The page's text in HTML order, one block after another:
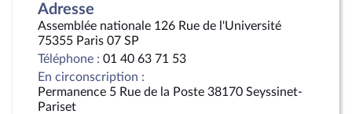
Adresse
Assemblée nationale 126 Rue de l'Université
75355 Paris 07 SP
Téléphone : 01 40 63 71 53
En circonscription :
Permanence 5 Rue de la Poste 38170 Seyssinet-
Pariset